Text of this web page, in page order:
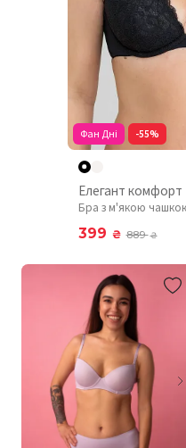
Фан Дні -55%
Елегант комфорт
Бра з м'якою
399 ₴ 889₴